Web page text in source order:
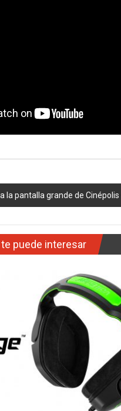
la pantalla grande de Cinépolis
puede interesar